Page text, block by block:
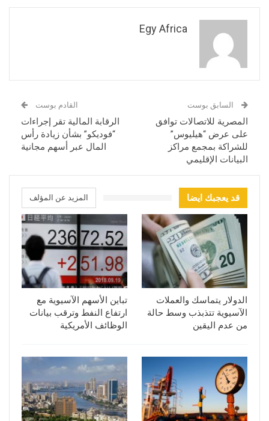
Egy Africa
السابق بوست
المصرية للاتصالات توافق
على عرض “هيليوس”
للشراكة بمجمع مراكز
البيانات الإقليمي
القادم بوست
الرقابة المالية تقر إجراءات
“فوديكو” بشأن زيادة رأس
المال عبر أسهم مجانية
قد يعجبك ايضا المزيد عن المؤلف
الدولار يتماسك والعملات
الآسيوية تتذبذب وسط حالة
من عدم اليقين
تباين الأسهم الآسيوية مع
ارتفاع النفط وترقب بيانات
الوظائف الأمريكية